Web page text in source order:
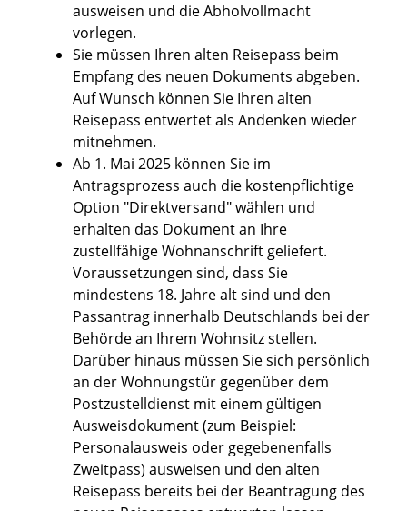
ausweisen und die Abholvollmacht
vorlegen.
Sie müssen Ihren alten Reisepass beim
Empfang des neuen Dokuments abgeben.
Auf Wunsch können Sie Ihren alten
Reisepass entwertet als Andenken wieder
mitnehmen.
Ab 1. Mai 2025 können Sie im
Antragsprozess auch die kostenpflichtige
Option "Direktversand" wählen und
erhalten das Dokument an Ihre
zustellfähige Wohnanschrift geliefert.
Voraussetzungen sind, dass Sie
mindestens 18. Jahre alt sind und den
Passantrag innerhalb Deutschlands bei der
Behörde an Ihrem Wohnsitz stellen.
Darüber hinaus müssen Sie sich persönlich
an der Wohnungstür gegenüber dem
Postzustelldienst mit einem gültigen
Ausweisdokument (zum Beispiel:
Personalausweis oder gegebenenfalls
Zweitpass) ausweisen und den alten
Reisepass bereits bei der Beantragung des